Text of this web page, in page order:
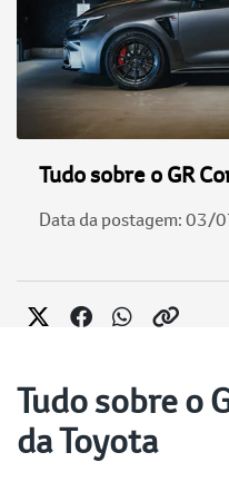
Tudo sobre o GR
Data da postagem: 03/
Tudo sobre o
da Toyota